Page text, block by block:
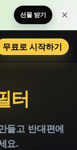
선물 받기 이
무료로 시작하기
터
들고 반대편에
요.